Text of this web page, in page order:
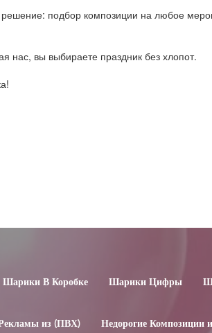
подбор композиции на любое
вы выбираете праздник без хлопот.
Шарики В Коробке Шарики Цифры
из (ПВХ) Недорогие Композиции